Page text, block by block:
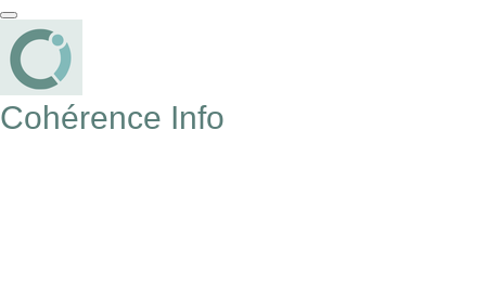
Passer
au
contenu
principal
Cohérence Info